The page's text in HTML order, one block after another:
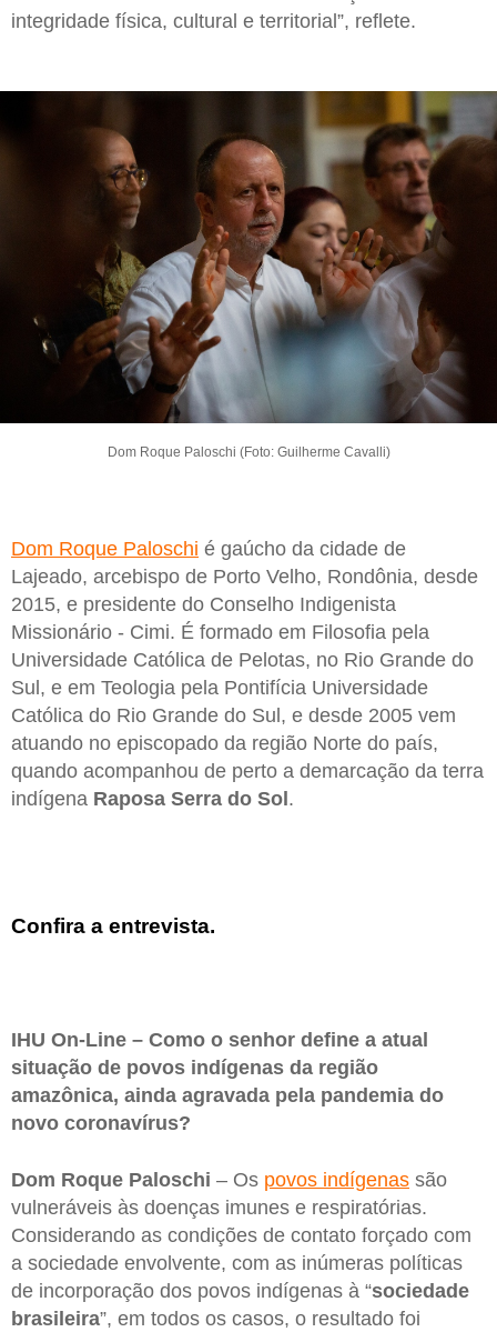
integridade física, cultural e territorial”, reflete.
Dom Roque Paloschi (Foto: Guilherme Cavalli)
Dom Roque Paloschi é gaúcho da cidade de
Lajeado, arcebispo de Porto Velho, Rondônia, desde
2015, e presidente do Conselho Indigenista
Missionário - Cimi. É formado em Filosofia pela
Universidade Católica de Pelotas, no Rio Grande do
Sul, e em Teologia pela Pontifícia Universidade
Católica do Rio Grande do Sul, e desde 2005 vem
atuando no episcopado da região Norte do país,
quando acompanhou de perto a demarcação da terra
indígena Raposa Serra do Sol.
Confira a entrevista.
IHU On-Line – Como o senhor define a atual
situação de povos indígenas da região
amazônica, ainda agravada pela pandemia do
novo coronavírus?
Dom Roque Paloschi – Os povos indígenas são
vulneráveis às doenças imunes e respiratórias.
Considerando as condições de contato forçado com
a sociedade envolvente, com as inúmeras políticas
de incorporação dos povos indígenas à “sociedade
brasileira”, em todos os casos, o resultado foi